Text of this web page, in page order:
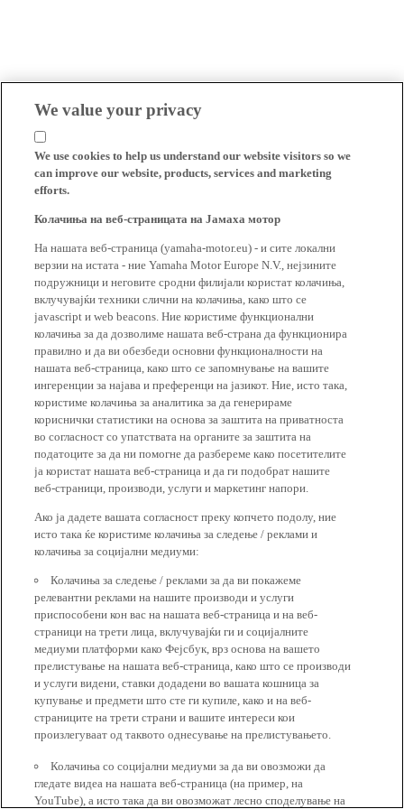
We value your privacy
We use cookies to help us understand our website visitors so we
can improve our website, products, services and marketing
efforts.
Колачиња на веб-страницата на Јамаха мотор
На нашата веб-страница (yamaha-motor.eu) - и сите локални
верзии на истата - ние Yamaha Motor Europe N.V., нејзините
подружници и неговите сродни филијали користат колачиња,
вклучувајќи техники слични на колачиња, како што се
javascript и web beacons. Ние користиме функционални
колачиња за да дозволиме нашата веб-страна да функционира
правилно и да ви обезбеди основни функционалности на
нашата веб-страница, како што се запомнување на вашите
ингеренции за најава и преференци на јазикот. Ние, исто така,
користиме колачиња за аналитика за да генерираме
кориснички статистики на основа за заштита на приватноста
во согласност со упатствата на органите за заштита на
податоците за да ни помогне да разбереме како посетителите
ја користат нашата веб-страница и да ги подобрат нашите
веб-страници, производи, услуги и маркетинг напори.
Ако ја дадете вашата согласност преку копчето подолу, ние
исто така ќе користиме колачиња за следење / реклами и
колачиња за социјални медиуми:
Колачиња за следење / реклами за да ви покажеме
релевантни реклами на нашите производи и услуги
приспособени кон вас на нашата веб-страница и на веб-
страници на трети лица, вклучувајќи ги и социјалните
медиуми платформи како Фејсбук, врз основа на вашето
прелистување на нашата веб-страница, како што се производи
и услуги видени, ставки додадени во вашата кошница за
купување и предмети што сте ги купиле, како и на веб-
страниците на трети страни и вашите интереси кои
произлегуваат од таквото однесување на прелистувањето.
Колачиња со социјални медиуми за да ви овозможи да
гледате видеа на нашата веб-страница (на пример, на
YouTube), а исто така да ви овозможат лесно споделување на